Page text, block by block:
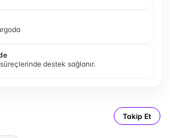
destek sağlanır.
Takip Et